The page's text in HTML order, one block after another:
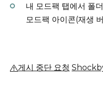
내 모드팩 탭에서 폴
모드팩 아이콘(재생
게시 중단 요청